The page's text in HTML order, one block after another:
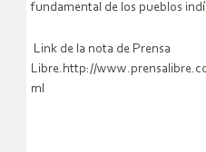
fundamental de los pueblos
Link de la nota de Prensa
Libre.http://
ml